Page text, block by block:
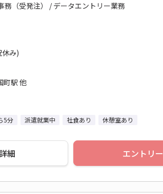
務（受発注） / データエントリー業務
み)
町駅 他
5分 派遣就業中 社食あり 休憩室あり
細 エントリー